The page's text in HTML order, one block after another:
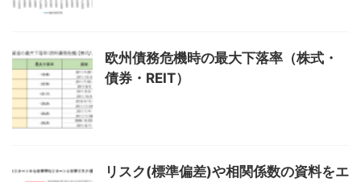
欧州債務危機時の最大下落率（株式・
債券・REIT）
リスク(標準偏差)や相関係数の資料をエ